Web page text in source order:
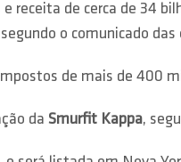
de cerca de 34
o comunicado das
de mais de 400
da Smurfit Kappa,